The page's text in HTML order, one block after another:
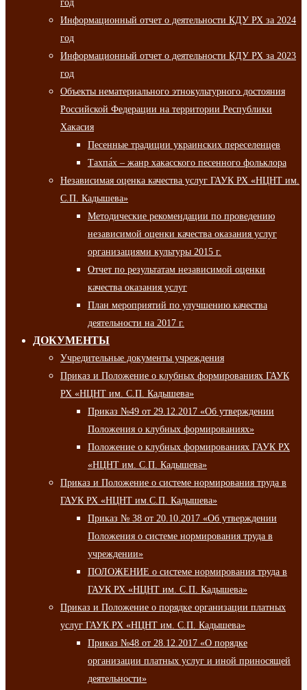
год
Информационный отчет о деятельности КДУ РХ за 2024
год
Информационный отчет о деятельности КДУ РХ за 2023
год
Объекты нематериального этнокультурного достояния
Российской Федерации на территории Республики
Хакасия
Песенные традиции украинских переселенцев
Тахпа́х – жанр хакасского песенного фольклора
Независимая оценка качества услуг ГАУК РХ «НЦНТ им.
С.П. Кадышева»
Методические рекомендации по проведению
независимой оценки качества оказания услуг
организациями культуры 2015 г.
Отчет по результатам независимой оценки
качества оказания услуг
План мероприятий по улучшению качества
деятельности на 2017 г.
ДОКУМЕНТЫ
Учредительные документы учреждения
Приказ и Положение о клубных формированиях ГАУК
РХ «НЦНТ им. С.П. Кадышева»
Приказ №49 от 29.12.2017 «Об утверждении
Положения о клубных формированиях»
Положение о клубных формированиях ГАУК РХ
«НЦНТ им. С.П. Кадышева»
Приказ и Положение о системе нормирования труда в
ГАУК РХ «НЦНТ им.С.П. Кадышева»
Приказ № 38 от 20.10.2017 «Об утверждении
Положения о системе нормирования труда в
учреждении»
ПОЛОЖЕНИЕ о системе нормирования труда в
ГАУК РХ «НЦНТ им. С.П. Кадышева»
Приказ и Положение о порядке организации платных
услуг ГАУК РХ «НЦНТ им. С.П. Кадышева»
Приказ №48 от 28.12.2017 «О порядке
организации платных услуг и иной приносящей
деятельности»